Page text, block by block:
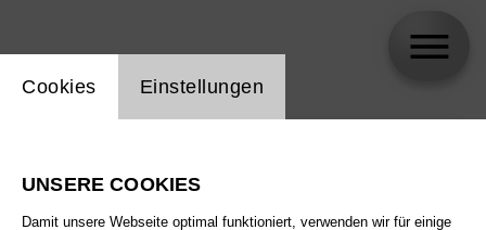
Alle Sparten
Einstellung Website Cookie
Cookies Einstellungen
UNSERE COOKIES
Damit unsere Webseite optimal funktioniert, verwenden wir für einige